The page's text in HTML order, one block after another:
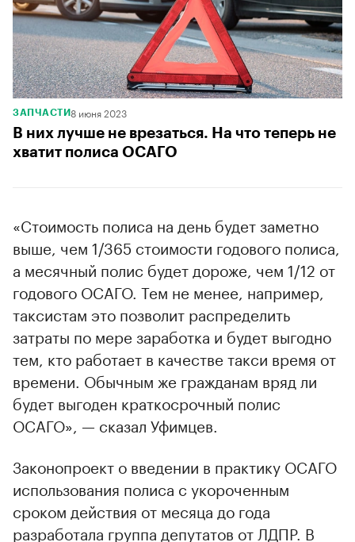
ЗАПЧАСТИ8 июня 2023
В них лучше не врезаться. На что теперь не
хватит полиса ОСАГО
«Стоимость полиса на день будет заметно
выше, чем 1/365 стоимости годового полиса,
а месячный полис будет дороже, чем 1/12 от
годового ОСАГО. Тем не менее, например,
таксистам это позволит распределить
затраты по мере заработка и будет выгодно
тем, кто работает в качестве такси время от
времени. Обычным же гражданам вряд ли
будет выгоден краткосрочный полис
ОСАГО», — сказал Уфимцев.
Законопроект о введении в практику ОСАГО
использования полиса с укороченным
сроком действия от месяца до года
разработала группа депутатов от ЛДПР. В